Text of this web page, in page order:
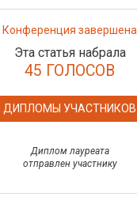
Конференция завершена
Эта статья набрала
45 ГОЛОСОВ
ДИПЛОМЫ УЧАСТНИКОВ
Диплом лауреата
отправлен участнику